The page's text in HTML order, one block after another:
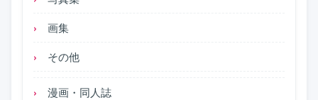
画集
その他
漫画・同人誌